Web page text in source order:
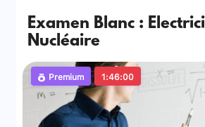
Examen Blanc :
Nucléaire
Premium 1:46:00